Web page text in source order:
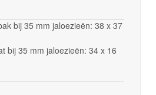
bij 35 mm jaloezieën: 38 x 37
bij 35 mm jaloezieën: 34 x 16